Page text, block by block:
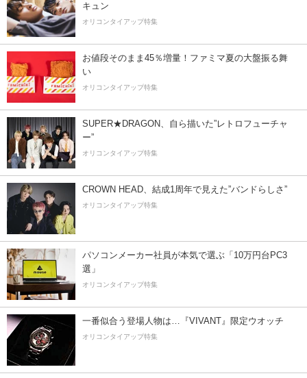
キュン
オリコンタイアップ特集
お値段そのまま45％増量！ファミマ夏の大盤振る舞
い
オリコンタイアップ特集
SUPER★DRAGON、自ら描いた”レトロフューチャ
ー”
オリコンタイアップ特集
CROWN HEAD、結成1周年で見えた”バンドらしさ”
オリコンタイアップ特集
パソコンメーカー社員が本気で選ぶ「10万円台PC3
選」
オリコンタイアップ特集
一番似合う登場人物は…『VIVANT』限定ウオッチ
オリコンタイアップ特集